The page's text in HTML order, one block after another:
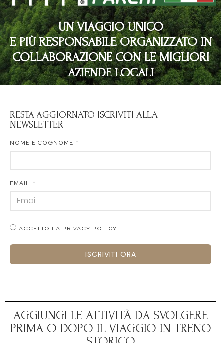
UN VIAGGIO UNICO
E PIÙ RESPONSABILE ORGANIZZATO IN
COLLABORAZIONE CON LE MIGLIORI
AZIENDE LOCALI
RESTA AGGIORNATO ISCRIVITI ALLA
NEWSLETTER
NOME E COGNOME
EMAIL
ACCETTO LA PRIVACY POLICY
ISCRIVITI ORA
AGGIUNGI LE ATTIVITÀ DA SVOLGERE
PRIMA O DOPO IL VIAGGIO IN TRENO